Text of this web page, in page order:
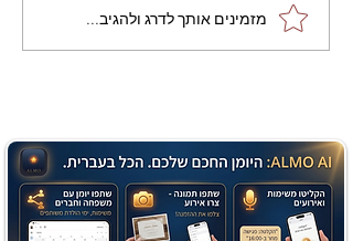
מתכון מנצח עוגת מייפל
שוקולד בחושה וקלה - זיוה
מזמינים אותך לדרג ולהגיב...